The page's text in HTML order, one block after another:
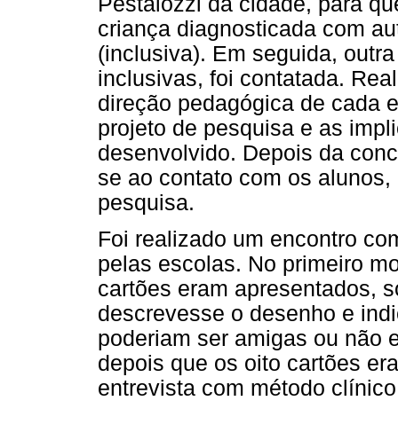
criança diagnosticada com
(inclusiva). Em seguida,
inclusivas, foi contatada.
direção pedagógica de cada
projeto de pesquisa e as
desenvolvido. Depois da
se ao contato com os
pesquisa.
Foi realizado um encontro
pelas escolas. No primeiro
cartões eram apresentados,
descrevesse o desenho e
poderiam ser amigas ou não
depois que os oito cartões
entrevista com método